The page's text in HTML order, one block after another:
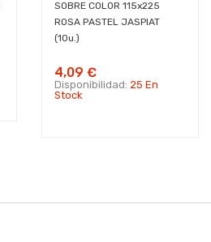
SOBRE COLOR 115x225
ROSA PASTEL JASPIAT
(10u.)
4,09 €
Disponibilidad: 25 En
Stock